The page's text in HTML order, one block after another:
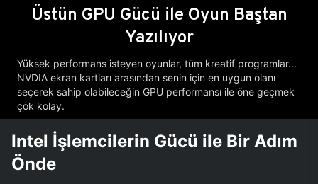
Üstün GPU Gücü ile Oyun Baştan
Yazılıyor
Yüksek performans isteyen oyunlar, tüm kreatif programlar...
NVDIA ekran kartları arasından senin için en uygun olanı
seçerek sahip olabileceğin GPU performansı ile öne geçmek
çok kolay.
Intel İşlemcilerin Gücü ile Bir Adım
Önde